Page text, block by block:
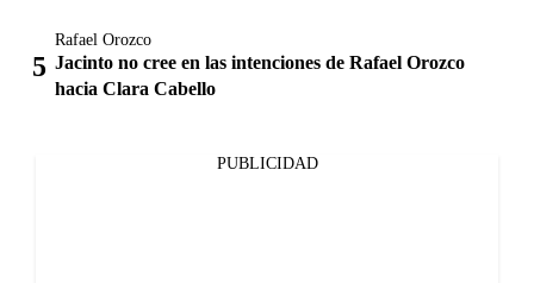
Rafael Orozco
Jacinto no cree en las intenciones de Rafael Orozco
hacia Clara Cabello
PUBLICIDAD